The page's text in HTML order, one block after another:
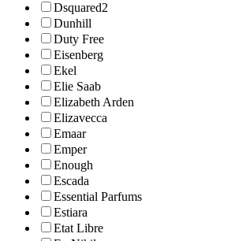
Dsquared2
Dunhill
Duty Free
Eisenberg
Ekel
Elie Saab
Elizabeth Arden
Elizavecca
Emaar
Emper
Enough
Escada
Essential Parfums
Estiara
Etat Libre